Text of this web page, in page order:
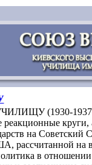
(1930-
реакционные
на Советский
рассчитанной на
в